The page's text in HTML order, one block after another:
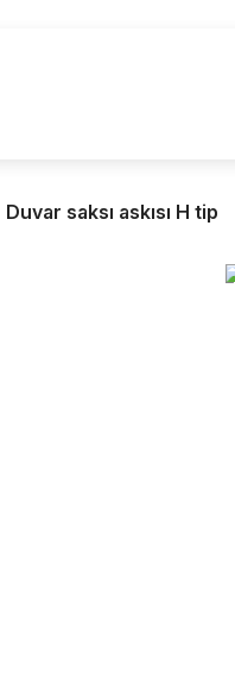
Duvar saksı askısı H tip